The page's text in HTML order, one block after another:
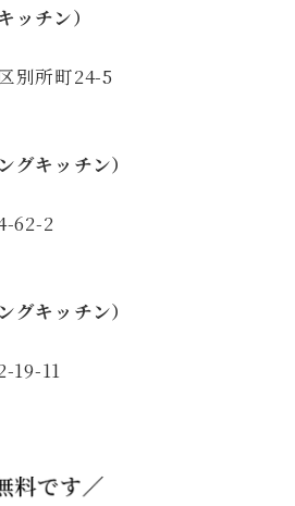
ッチン）
別所町24-5
グキッチン）
62-2
グキッチン）
19-11